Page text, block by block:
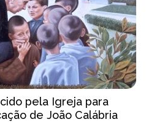
pela Igreja para
de João Calábria